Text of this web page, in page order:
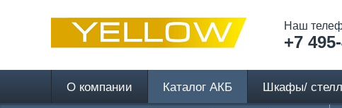
Наш
+7
О компании Каталог АКБ Шкафы/